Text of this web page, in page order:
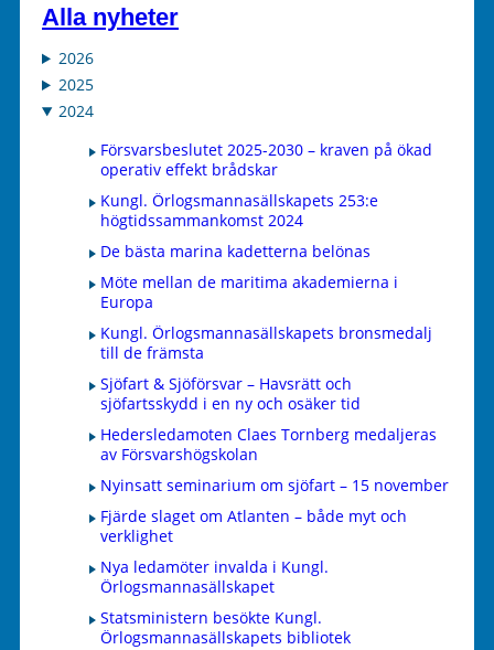
Alla nyheter
2026
2025
2024
Försvarsbeslutet 2025-2030 – kraven på ökad
operativ effekt brådskar
Kungl. Örlogsmannasällskapets 253:e
högtidssammankomst 2024
De bästa marina kadetterna belönas
Möte mellan de maritima akademierna i
Europa
Kungl. Örlogsmannasällskapets bronsmedalj
till de främsta
Sjöfart & Sjöförsvar – Havsrätt och
sjöfartsskydd i en ny och osäker tid
Hedersledamoten Claes Tornberg medaljeras
av Försvarshögskolan
Nyinsatt seminarium om sjöfart – 15 november
Fjärde slaget om Atlanten – både myt och
verklighet
Nya ledamöter invalda i Kungl.
Örlogsmannasällskapet
Statsministern besökte Kungl.
Örlogsmannasällskapets bibliotek